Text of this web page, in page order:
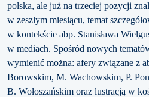
polska, ale już na trzeciej pozycji
w zeszłym miesiącu, temat
w kontekście abp. Stanisława
w mediach. Spośród nowych
wymienić można: afery związane z
Borowskim, M. Wachowskim, P.
B. Wołoszańskim oraz lustracją w